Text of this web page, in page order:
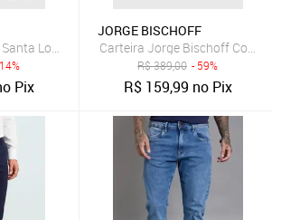
Lolla Com Zíper Preto
Pix
JORGE BISCHOFF
Carteira Jorge Bischoff Couro
R$389,00 - 59%
R$ 159,99 no Pix